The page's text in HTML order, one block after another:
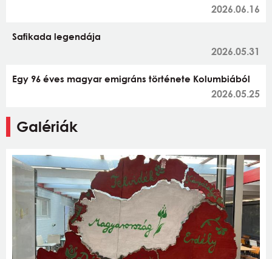
2026.06.16
Safikada legendája
2026.05.31
Egy 96 éves magyar emigráns története Kolumbiából
2026.05.25
Galériák